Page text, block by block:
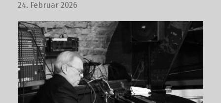
24. Februar 2026